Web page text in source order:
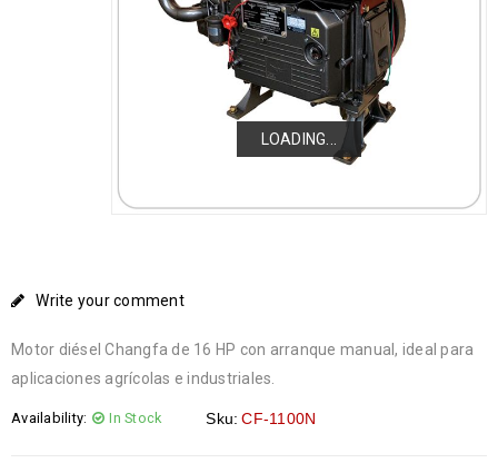
LOADING...
LOADING...
LOADING...
Write your comment
Motor diésel Changfa de 16 HP con arranque manual, ideal para
aplicaciones agrícolas e industriales.
Availability: In Stock Sku: CF-1100N